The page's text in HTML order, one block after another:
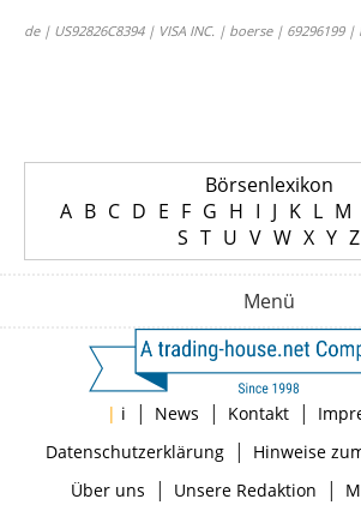
de | US92826C8394 | VISA INC. | boerse | 69296199 |
Börsenlexikon
A B C D E F G H I J K L M
S T U V W X Y Z
Menü
| i | News | Kontakt |
Datenschutzerklärung| Hinweise
Über uns | Unsere Redaktion |